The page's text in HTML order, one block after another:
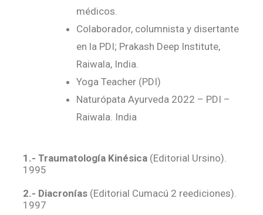
médicos.
Colaborador, columnista y disertante
en la PDI; Prakash Deep Institute,
Raiwala, India.
Yoga Teacher (PDI)
Naturópata Ayurveda 2022 – PDI –
Raiwala. India
1.- Traumatología Kinésica (Editorial Ursino).
1995
2.- Diacronías (Editorial Cumacú 2 reediciones).
1997